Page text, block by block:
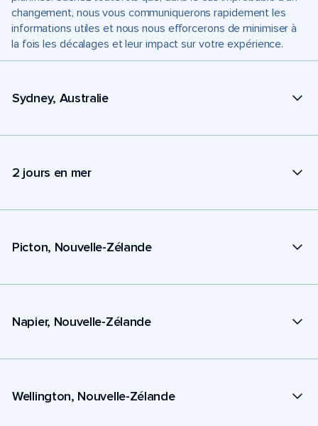
changement, nous vous communiquerons rapidement les
informations utiles et nous nous efforcerons de minimiser à
la fois les décalages et leur impact sur votre expérience.
Sydney, Australie
2 jours en mer
Picton, Nouvelle-Zélande
Napier, Nouvelle-Zélande
Wellington, Nouvelle-Zélande